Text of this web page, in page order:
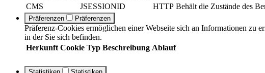
CMS
JSESSIONID HTTP Behält die Zustände des
Präferenzen Präferenzen
Präferenz-Cookies ermöglichen einer Webseite sich an Informationen zu
in der Sie sich befinden.
Herkunft Cookie Typ Beschreibung Ablauf